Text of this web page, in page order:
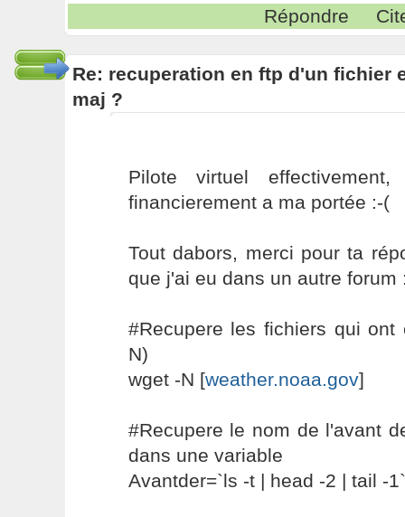
Répondre
Re: recuperation en ftp d'un fichier
maj ?
Pilote virtuel
financierement a ma portée :-(
Tout dabors, merci pour ta
que j'ai eu dans un autre forum
#Recupere les fichiers qui
N)
wget -N [weather.noaa.gov]
#Recupere le nom de l'avant
dans une variable
Avantder=`ls -t | head -2 | tail -1`